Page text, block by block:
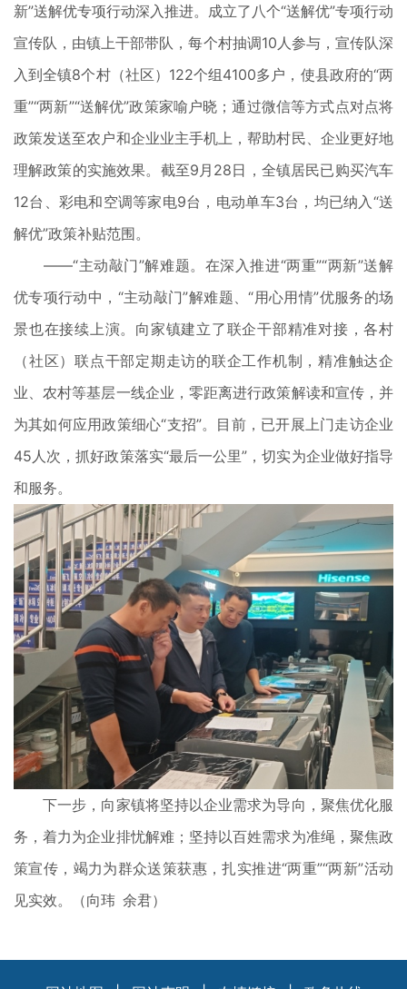
新”送解优专项行动深入推进。成立了八个“送解优”专项行动
宣传队，由镇上干部带队，每个村抽调10人参与，宣传队深
入到全镇8个村（社区）122个组4100多户，使县政府的“两
重”“两新”“送解优”政策家喻户晓；通过微信等方式点对点将
政策发送至农户和企业业主手机上，帮助村民、企业更好地
理解政策的实施效果。截至9月28日，全镇居民已购买汽车
12台、彩电和空调等家电9台，电动单车3台，均已纳入“送
解优”政策补贴范围。
——“主动敲门”解难题。在深入推进“两重”“两新”送解
优专项行动中，“主动敲门”解难题、“用心用情”优服务的场
景也在接续上演。向家镇建立了联企干部精准对接，各村
（社区）联点干部定期走访的联企工作机制，精准触达企
业、农村等基层一线企业，零距离进行政策解读和宣传，并
为其如何应用政策细心“支招”。目前，已开展上门走访企业
45人次，抓好政策落实“最后一公里”，切实为企业做好指导
和服务。
下一步，向家镇将坚持以企业需求为导向，聚焦优化服
务，着力为企业排忧解难；坚持以百姓需求为准绳，聚焦政
策宣传，竭力为群众送策获惠，扎实推进“两重”“两新”活动
见实效。（向玮 余君）